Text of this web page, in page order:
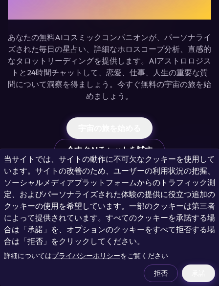
あなたの無料AIコスミックコンパニオンが、パーソナライ
ズされた毎日の星占い、詳細なホロスコープ分析、直感的
なタロットリーディングを提供します。AIアストロロジス
トと24時間チャットして、恋愛、仕事、人生の重要な質
問について洞察を得ましょう。今すぐ無料の宇宙の旅を始
めましょう。
今すぐAIチャットを試す
当サイトでは、サイトの動作に不可欠なクッキーを使用して
います。サイトの改善のため、ユーザーの利用状況の把握、
ソーシャルメディアプラットフォームからのトラフィック測
定、およびパーソナライズされた体験の提供に役立つ追加の
クッキーの使用を希望しています。一部のクッキーは第三者
によって提供されています。すべてのクッキーを承諾する場
合は「承諾」を、オプションのクッキーをすべて拒否する場
合は「拒否」をクリックしてください。
詳細についてはプライバシーポリシーをご覧ください
拒否